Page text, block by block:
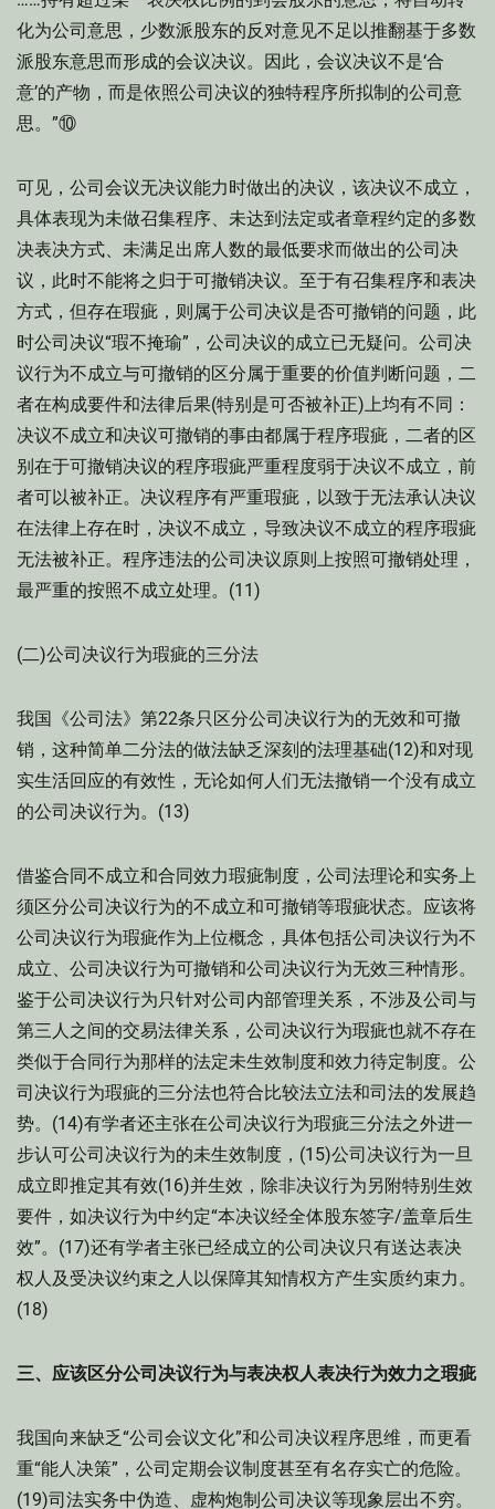
化为公司意思，少数派股东的反对意见不足以推翻基于多数
派股东意思而形成的会议决议。因此，会议决议不是‘合
意’的产物，而是依照公司决议的独特程序所拟制的公司意
思。”⑩
可见，公司会议无决议能力时做出的决议，该决议不成立，
具体表现为未做召集程序、未达到法定或者章程约定的多数
决表决方式、未满足出席人数的最低要求而做出的公司决
议，此时不能将之归于可撤销决议。至于有召集程序和表决
方式，但存在瑕疵，则属于公司决议是否可撤销的问题，此
时公司决议“瑕不掩瑜”，公司决议的成立已无疑问。公司决
议行为不成立与可撤销的区分属于重要的价值判断问题，二
者在构成要件和法律后果(特别是可否被补正)上均有不同：
决议不成立和决议可撤销的事由都属于程序瑕疵，二者的区
别在于可撤销决议的程序瑕疵严重程度弱于决议不成立，前
者可以被补正。决议程序有严重瑕疵，以致于无法承认决议
在法律上存在时，决议不成立，导致决议不成立的程序瑕疵
无法被补正。程序违法的公司决议原则上按照可撤销处理，
最严重的按照不成立处理。(11)
(二)公司决议行为瑕疵的三分法
我国《公司法》第22条只区分公司决议行为的无效和可撤
销，这种简单二分法的做法缺乏深刻的法理基础(12)和对现
实生活回应的有效性，无论如何人们无法撤销一个没有成立
的公司决议行为。(13)
借鉴合同不成立和合同效力瑕疵制度，公司法理论和实务上
须区分公司决议行为的不成立和可撤销等瑕疵状态。应该将
公司决议行为瑕疵作为上位概念，具体包括公司决议行为不
成立、公司决议行为可撤销和公司决议行为无效三种情形。
鉴于公司决议行为只针对公司内部管理关系，不涉及公司与
第三人之间的交易法律关系，公司决议行为瑕疵也就不存在
类似于合同行为那样的法定未生效制度和效力待定制度。公
司决议行为瑕疵的三分法也符合比较法立法和司法的发展趋
势。(14)有学者还主张在公司决议行为瑕疵三分法之外进一
步认可公司决议行为的未生效制度，(15)公司决议行为一旦
成立即推定其有效(16)并生效，除非决议行为另附特别生效
要件，如决议行为中约定“本决议经全体股东签字/盖章后生
效”。(17)还有学者主张已经成立的公司决议只有送达表决
权人及受决议约束之人以保障其知情权方产生实质约束力。
(18)
三、应该区分公司决议行为与表决权人表决行为效力之瑕疵
我国向来缺乏“公司会议文化”和公司决议程序思维，而更看
重“能人决策”，公司定期会议制度甚至有名存实亡的危险。
(19)司法实务中伪造、虚构炮制公司决议等现象层出不穷。